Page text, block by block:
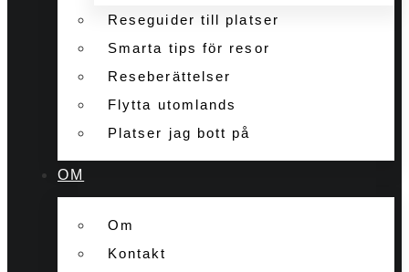
Reseguider till platser
Smarta tips för resor
Reseberättelser
Flytta utomlands
Platser jag bott på
OM
Om
Kontakt